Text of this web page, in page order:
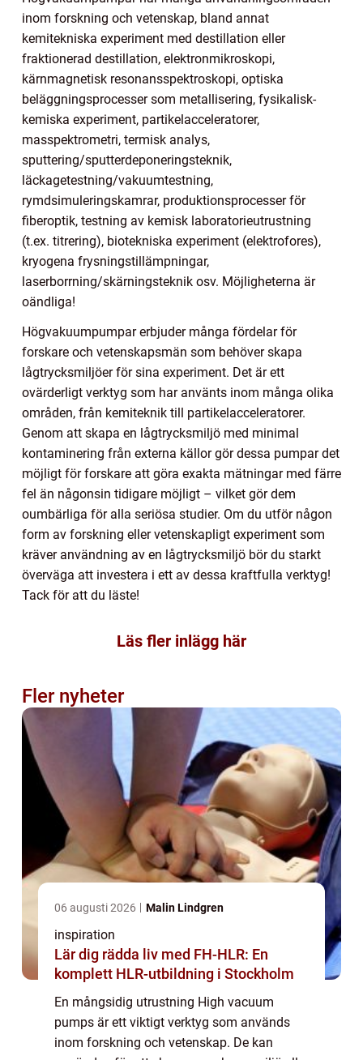
inom forskning och vetenskap, bland annat
kemitekniska experiment med destillation eller
fraktionerad destillation, elektronmikroskopi,
kärnmagnetisk resonansspektroskopi, optiska
beläggningsprocesser som metallisering, fysikalisk-
kemiska experiment, partikelacceleratorer,
masspektrometri, termisk analys,
sputtering/sputterdeponeringsteknik,
läckagetestning/vakuumtestning,
rymdsimuleringskamrar, produktionsprocesser för
fiberoptik, testning av kemisk laboratorieutrustning
(t.ex. titrering), biotekniska experiment (elektrofores),
kryogena frysningstillämpningar,
laserborrning/skärningsteknik osv. Möjligheterna är
oändliga!
Högvakuumpumpar erbjuder många fördelar för
forskare och vetenskapsmän som behöver skapa
lågtrycksmiljöer för sina experiment. Det är ett
ovärderligt verktyg som har använts inom många olika
områden, från kemiteknik till partikelacceleratorer.
Genom att skapa en lågtrycksmiljö med minimal
kontaminering från externa källor gör dessa pumpar det
möjligt för forskare att göra exakta mätningar med färre
fel än någonsin tidigare möjligt – vilket gör dem
oumbärliga för alla seriösa studier. Om du utför någon
form av forskning eller vetenskapligt experiment som
kräver användning av en lågtrycksmiljö bör du starkt
överväga att investera i ett av dessa kraftfulla verktyg!
Tack för att du läste!
Läs fler inlägg här
Fler nyheter
06 augusti 2026 Malin Lindgren
inspiration
Lär dig rädda liv med FH-HLR: En
komplett HLR-utbildning i Stockholm
En mångsidig utrustning High vacuum
pumps är ett viktigt verktyg som används
inom forskning och vetenskap. De kan